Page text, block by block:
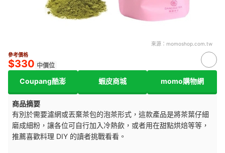
來源： momoshop.com.tw
參考價格
$330 中價位
Coupang酷澎 蝦皮商城 momo購物網
商品摘要
有別於需要濾網或丟棄茶包的泡茶形式，這款產品是將茶葉仔細
磨成細粉，讓各位可自行加入冷熱飲，或者用在甜點烘焙等等，
推薦喜歡料理 DIY 的讀者挑戰看看。